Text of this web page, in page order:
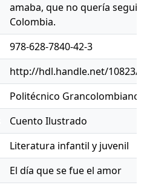
amaba, que no quería
Colombia.
978-628-7840-42-3
http://hdl.handle.net/10823/
Politécnico Grancolombiano
Cuento Ilustrado
Literatura infantil y juvenil
El día que se fue el amor